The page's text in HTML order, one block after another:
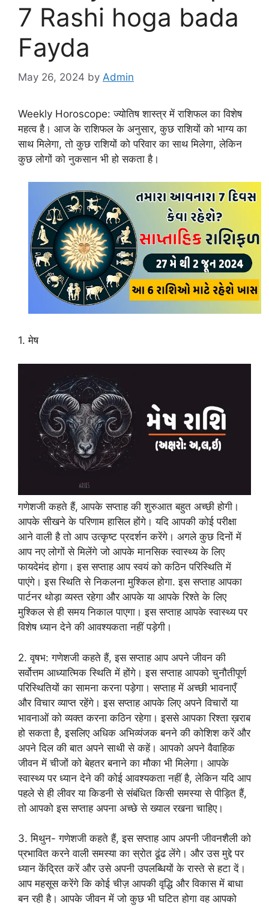
7 Rashi hoga bada
Fayda
May 26, 2024 by Admin
Weekly Horoscope: ज्योतिष शास्त्र में राशिफल का विशेष
महत्व है। आज के राशिफल के अनुसार, कुछ राशियों को भाग्य का
साथ मिलेगा, तो कुछ राशियों को परिवार का साथ मिलेगा, लेकिन
कुछ लोगों को नुकसान भी हो सकता है।
1. मेष
गणेशजी कहते हैं, आपके सप्ताह की शुरुआत बहुत अच्छी होगी।
आपके सीखने के परिणाम हासिल होंगे। यदि आपकी कोई परीक्षा
आने वाली है तो आप उत्कृष्ट प्रदर्शन करेंगे। अगले कुछ दिनों में
आप नए लोगों से मिलेंगे जो आपके मानसिक स्वास्थ्य के लिए
फायदेमंद होगा। इस सप्ताह आप स्वयं को कठिन परिस्थिति में
पाएंगे। इस स्थिति से निकलना मुश्किल होगा. इस सप्ताह आपका
पार्टनर थोड़ा व्यस्त रहेगा और आपके या आपके रिश्ते के लिए
मुश्किल से ही समय निकाल पाएगा। इस सप्ताह आपके स्वास्थ्य पर
विशेष ध्यान देने की आवश्यकता नहीं पड़ेगी।
2. वृषभ: गणेशजी कहते हैं, इस सप्ताह आप अपने जीवन की
सर्वोत्तम आध्यात्मिक स्थिति में होंगे। इस सप्ताह आपको चुनौतीपूर्ण
परिस्थितियों का सामना करना पड़ेगा। सप्ताह में अच्छी भावनाएँ
और विचार व्याप्त रहेंगे। इस सप्ताह आपके लिए अपने विचारों या
भावनाओं को व्यक्त करना कठिन रहेगा। इससे आपका रिश्ता ख़राब
हो सकता है, इसलिए अधिक अभिव्यंजक बनने की कोशिश करें और
अपने दिल की बात अपने साथी से कहें। आपको अपने वैवाहिक
जीवन में चीजों को बेहतर बनाने का मौका भी मिलेगा। आपके
स्वास्थ्य पर ध्यान देने की कोई आवश्यकता नहीं है, लेकिन यदि आप
पहले से ही लीवर या किडनी से संबंधित किसी समस्या से पीड़ित हैं,
तो आपको इस सप्ताह अपना अच्छे से ख्याल रखना चाहिए।
3. मिथुन- गणेशजी कहते हैं, इस सप्ताह आप अपनी जीवनशैली को
प्रभावित करने वाली समस्या का स्रोत ढूंढ लेंगे। और उस मुद्दे पर
ध्यान केंद्रित करें और उसे अपनी उपलब्धियों के रास्ते से हटा दें।
आप महसूस करेंगे कि कोई चीज़ आपकी वृद्धि और विकास में बाधा
बन रही है। आपके जीवन में जो कुछ भी घटित होगा वह आपको